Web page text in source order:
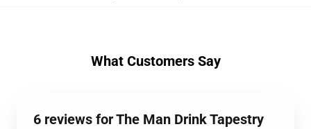
What Customers Say
6 reviews for The Man Drink Tapestry